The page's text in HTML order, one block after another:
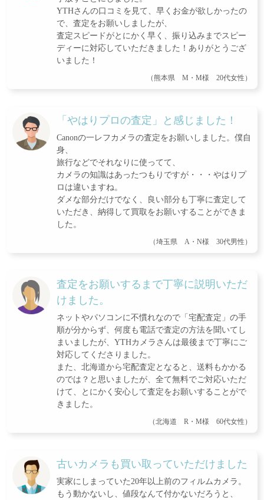
YTHさんの口コミを見て、早くお金が欲しかったの
で、査定をお願いしましたが、
査定スピードがとにかく早く、振り込みまでスピー
ディーに対応していただきました！ありがとうござ
いました！
（熊本県 M・M様 20代女性）
「やはりプロの査定」と感じました！
Canonの一レフカメラの査定をお願いしました。僕自
身、
旅行などでそれなりに使ってて、
カメラの知識はあったつもりですが・・・やはりプ
ロは違いますね。
ダメな部分だけでなく、良い部分も丁寧に査定して
いただき、納得して買取をお願いすることができま
した。
（埼玉県 A・N様 30代男性）
査定をお願いするまで丁寧に説明いただ
けました。
ネットやパソコンに不慣れなので「宅配査定」の手
順が分からず、何度も電話で査定の方法を聞いてし
まいましたが、YTHカメラさんは最後まで丁寧にご
対応してくださりました。
また、北海道から宅配査定となると、送料もかかる
のでは？と思いましたが、全て無料でご対応いただ
けて、とにかく安心して査定をお願いすることがで
きました。
（北海道 R・M様 60代女性）
古いカメラも買い取っていただけました
実家にしまっていた20年以上前のフィルムカメラ。
もう動かないし、値段なんて付かないだろうと、